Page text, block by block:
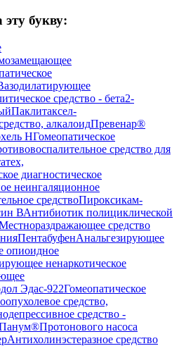
букву:
средство - бета2-
Паклитаксел-
алкалоидПревенар®
НГомеопатическое
средство для
диагностическое
неингаляционное
средствоПироксикам-
ВАнтибиотик полициклической
средство
ПентабуфенАнальгезирующее
опиоидное
ненаркотическое
Эдас-922Гомеопатическое
средство,
средство -
Протонового насоса
Антихолинэстеразное средство